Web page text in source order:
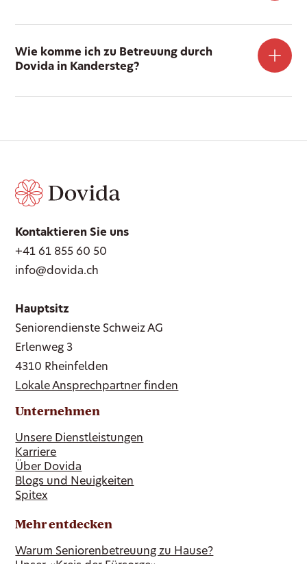
Wie komme ich zu Betreuung durch
Dovida in Kandersteg?
Kontaktieren Sie uns
+41 61 855 60 50
info@dovida.ch
Hauptsitz
Seniorendienste Schweiz AG
Erlenweg 3
4310 Rheinfelden
Lokale Ansprechpartner finden
Unternehmen
Unsere Dienstleistungen
Karriere
Über Dovida
Blogs und Neuigkeiten
Spitex
Mehr entdecken
Warum Seniorenbetreuung zu Hause?